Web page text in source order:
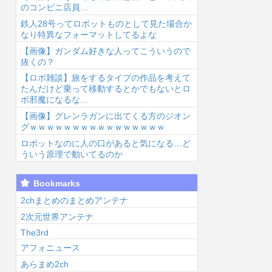
8/9 03:40
画像】へそ出
月音こなさん
こなち）【ラ
ライブ！蓮ノ
】...
2026/8/9 03:35
【物議】23年の
師、タトゥー客
の民度を辛辣に
語る...
2026/8/9 03:27
映画『8番出
送...
のコンビニ店員…
鉄人28号ってロボットものとして見た場合か
なり特異なフォーマットしてるよな
【画像】ガンダム好きな人ってこういうので
抜くの？
【ロボ雑談】旅をするタイプの作品を考えて
たんだけど乗って移動するとかでもないとロ
ボ邪魔になるな…
【画像】グレンラガンに出てくる方のジオン
グｗｗｗｗｗｗｗｗｗｗｗｗｗｗｗｗ
ロボットなのに人の口があると気になる…ど
ういう原理で動いてるのか
Bookmarks
2chまとめのまとめアンテナ
2次元世界アンテナ
The3rd
アフォニュース
あらまめ2ch